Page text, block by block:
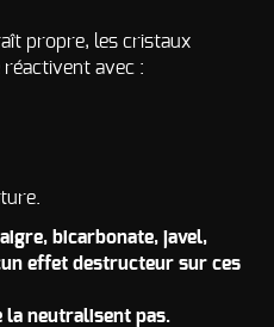
propre, les cristaux
avec :
bicarbonate, javel,
effet destructeur sur ces
la neutralisent pas.